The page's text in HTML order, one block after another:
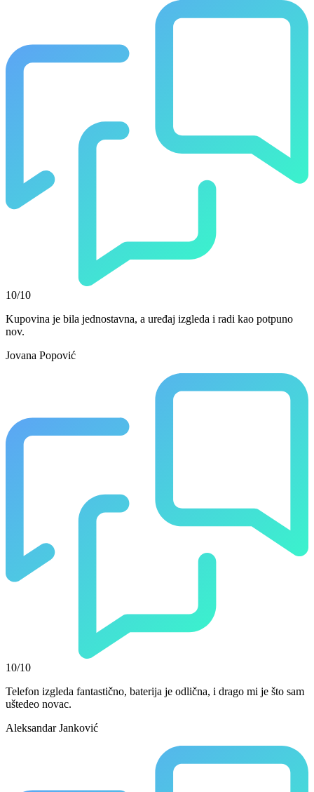
10/10
Kupovina je bila jednostavna, a uređaj izgleda i radi kao potpuno
nov.
Jovana Popović
10/10
Telefon izgleda fantastično, baterija je odlična, i drago mi je što sam
uštedeo novac.
Aleksandar Janković